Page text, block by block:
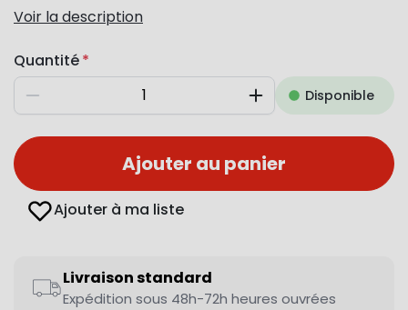
Voir la description
Quantité
Diminuer AugmenterDisponible
Ajouter au panier
Ajouter à ma liste
Livraison standard
Expédition sous 48h-72h heures ouvrées